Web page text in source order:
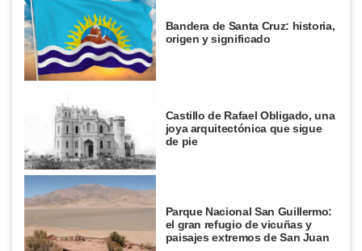
Bandera de Santa Cruz: historia,
origen y significado
Castillo de Rafael Obligado, una
joya arquitectónica que sigue
de pie
Parque Nacional San Guillermo:
el gran refugio de vicuñas y
paisajes extremos de San Juan